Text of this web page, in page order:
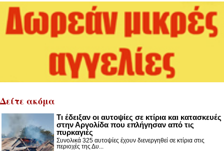
Δείτε ακόμα
Τι έδειξαν οι αυτοψίες σε κτίρια και κατασκευές
στην Αργολίδα που επλήγησαν από τις
πυρκαγιές
Συνολικά 325 αυτοψίες έχουν διενεργηθεί σε κτίρια στις
περιοχές της Δυ...